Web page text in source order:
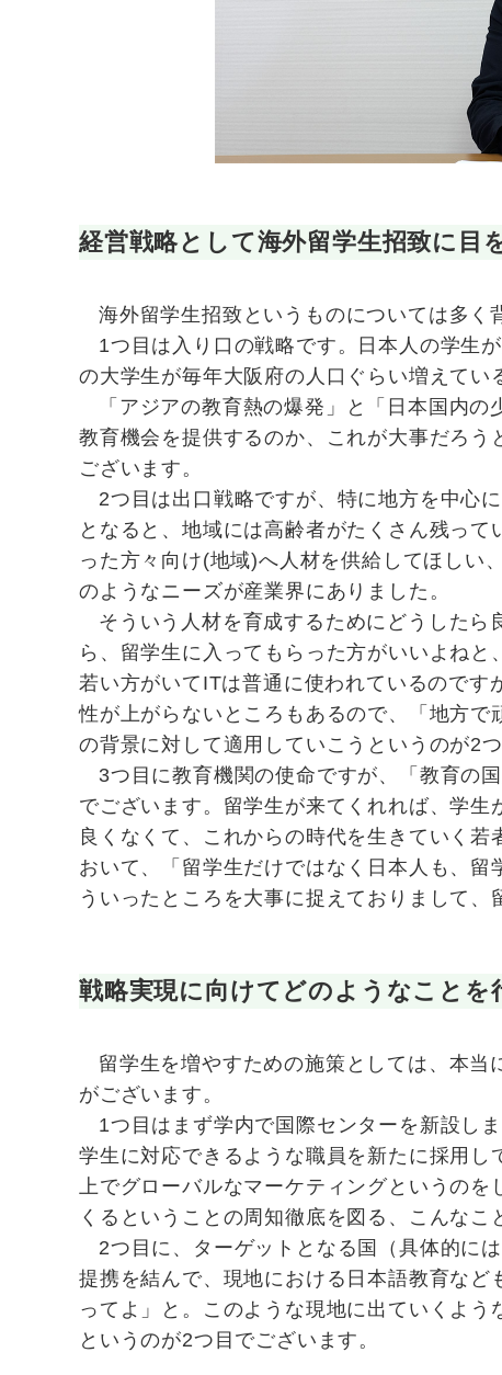
経営戦略として海外留学生招致に目
海外留学生招致というものについては多く
1つ目は入り口の戦略です。日本人の学生
の大学生が毎年大阪府の人口ぐらい増えてい
「アジアの教育熱の爆発」と「日本国内
教育機会を提供するのか、これが大事だろ
ございます。
2つ目は出口戦略ですが、特に地方を中心
となると、地域には高齢者がたくさん残っ
った方々向け(地域)へ人材を供給してほしい
のようなニーズが産業界にありました。
そういう人材を育成するためにどうした
ら、留学生に入ってもらった方がいいよねと
若い方がいてITは普通に使われているので
性が上がらないところもあるので、「地方
の背景に対して適用していこうというのが2つ
3つ目に教育機関の使命ですが、「教育の
でございます。留学生が来てくれれば、学
良くなくて、これからの時代を生きていく
おいて、「留学生だけではなく日本人も、
ういったところを大事に捉えておりまして、
戦略実現に向けてどのようなことを
留学生を増やすための施策としては、本
がございます。
1つ目はまず学内で国際センターを新設し
学生に対応できるような職員を新たに採用
上でグローバルなマーケティングというの
くるということの周知徹底を図る、こんなこ
2つ目に、ターゲットとなる国（具体的に
提携を結んで、現地における日本語教育な
ってよ」と。このような現地に出ていくよ
というのが2つ目でございます。